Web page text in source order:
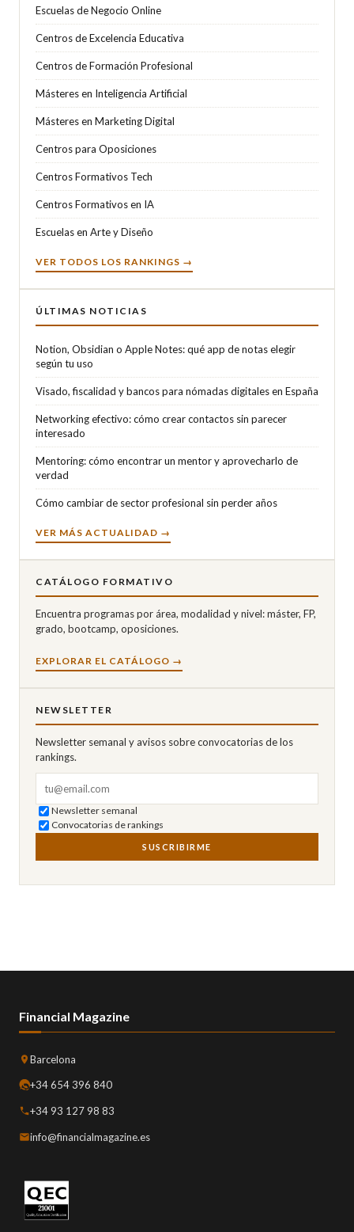
Escuelas de Negocio Online
Centros de Excelencia Educativa
Centros de Formación Profesional
Másteres en Inteligencia Artificial
Másteres en Marketing Digital
Centros para Oposiciones
Centros Formativos Tech
Centros Formativos en IA
Escuelas en Arte y Diseño
VER TODOS LOS RANKINGS →
ÚLTIMAS NOTICIAS
Notion, Obsidian o Apple Notes: qué app de notas elegir
según tu uso
Visado, fiscalidad y bancos para nómadas digitales en España
Networking efectivo: cómo crear contactos sin parecer
interesado
Mentoring: cómo encontrar un mentor y aprovecharlo de
verdad
Cómo cambiar de sector profesional sin perder años
VER MÁS ACTUALIDAD →
CATÁLOGO FORMATIVO
Encuentra programas por área, modalidad y nivel: máster, FP,
grado, bootcamp, oposiciones.
EXPLORAR EL CATÁLOGO →
NEWSLETTER
Newsletter semanal y avisos sobre convocatorias de los
rankings.
Newsletter semanal
Convocatorias de rankings
SUSCRIBIRME
Financial Magazine
Barcelona
+34 654 396 840
+34 93 127 98 83
info@financialmagazine.es